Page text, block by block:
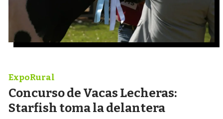
Concurso de Vacas Lecheras:
Starfish toma la delantera
ExpoRural